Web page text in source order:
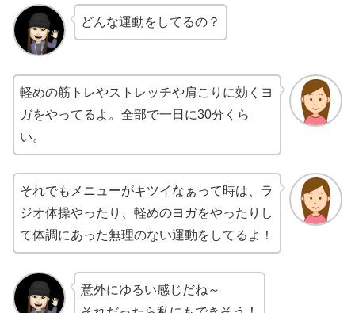
どんな運動をしてるの？
軽めの筋トレやストレッチや肩こりに効くヨ
ガをやってるよ。全部で一日に30分くら
い。
それでもメニューがキツイなぁって時は、 ラ
ジオ体操やったり、軽めのヨガをやったりし
て体調にあった無理のない運動をしてるよ！
意外にゆるい感じだね～